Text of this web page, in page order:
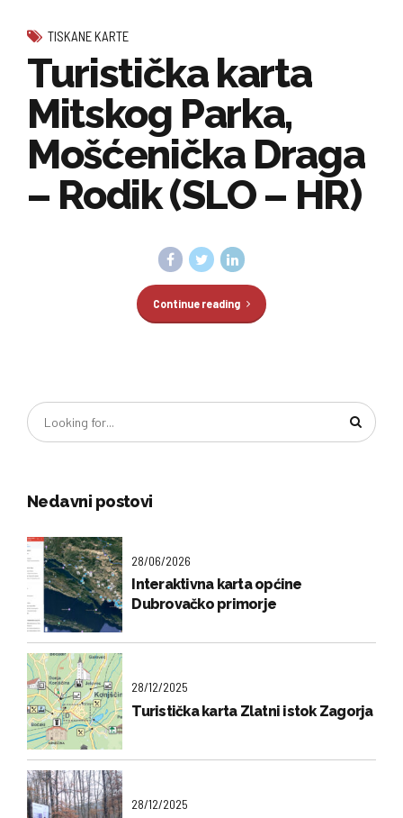
TISKANE KARTE
Turistička karta
Mitskog Parka,
Mošćenička Draga
– Rodik (SLO – HR)
Continue reading
Nedavni postovi
28/06/2026
Interaktivna karta općine
Dubrovačko primorje
28/12/2025
Turistička karta Zlatni istok Zagorja
28/12/2025